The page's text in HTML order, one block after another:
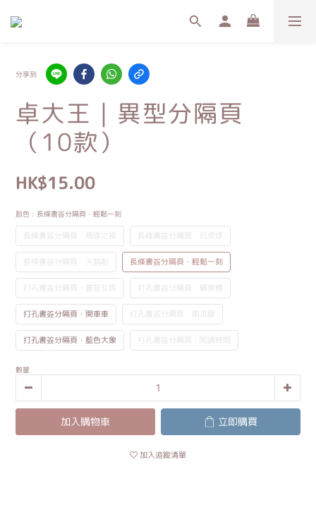
分享到
卓大王｜異型分隔頁
（10款）
HK$15.00
顏色 : 長條書簽分隔頁・輕鬆一刻
長條書簽分隔頁・飛碟之夜 長條書簽分隔頁・玩皮球
長條書簽分隔頁・天鵝船 長條書簽分隔頁・輕鬆一刻
打孔書簽分隔頁・蘑菇女孩 打孔書簽分隔頁・鯛魚燒
打孔書簽分隔頁・開車車 打孔書簽分隔頁・南瓜屋
打孔書簽分隔頁・藍色大象 打孔書簽分隔頁・閱讀時間
數量
加入購物車 立即購買
加入追蹤清單